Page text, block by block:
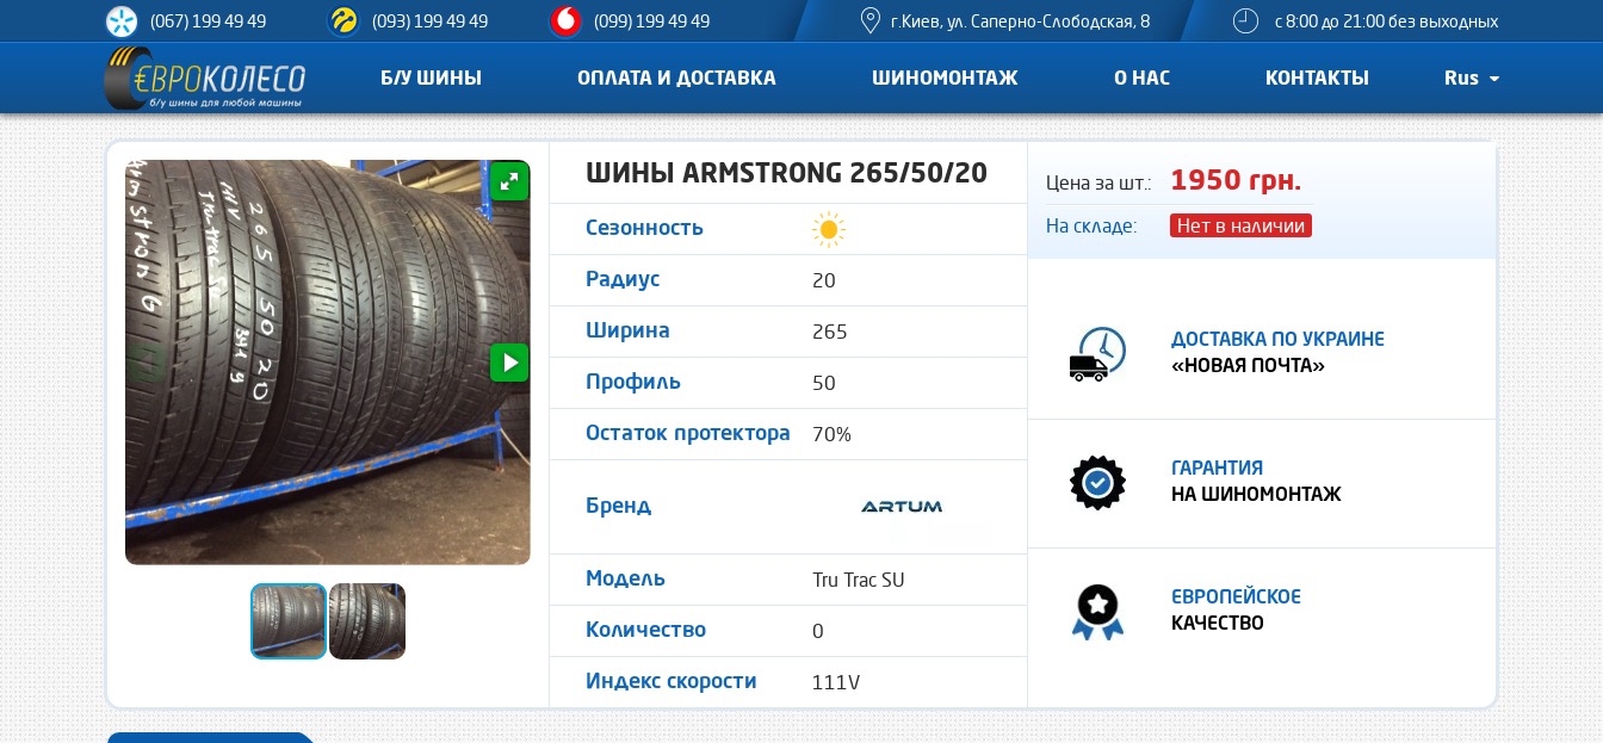
(067) 199 49 49 (093) 199 49 49 (099) 199 49 49 г.Киев, ул. Саперно-Слободская, 8 с 8:00 до 21:00 без выходных
Б/У ШИНЫ ОПЛАТА И ДОСТАВКА ШИНОМОНТАЖ О НАС КОНТАКТЫ Rus
ШИНЫ ARMSTRONG 265/50/20
Сезонность
Радиус 20
Ширина 265
Профиль 50
Остаток протектора 70%
Бренд
Модель Tru Trac SU
Количество 0
Индекс скорости 111V
Цена за шт.: 1950 грн.
На складе: Нет в наличии
ДОСТАВКА ПО УКРАИНЕ
«НОВАЯ ПОЧТА»
ГАРАНТИЯ
НА ШИНОМОНТАЖ
ЕВРОПЕЙСКОЕ
КАЧЕСТВО